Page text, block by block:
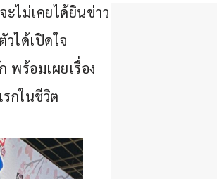
ไม่เคยได้ยินข่าว
ได้เปิดใจ
พร้อมเผยเรื่อง
กในชีวิต